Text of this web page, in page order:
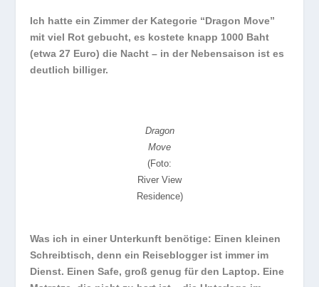
Ich hatte ein Zimmer der Kategorie “Dragon Move”
mit viel Rot gebucht, es kostete knapp 1000 Baht
(etwa 27 Euro) die Nacht – in der Nebensaison ist es
deutlich billiger.
Dragon
Move
(Foto:
River View
Residence)
Was ich in einer Unterkunft benötige: Einen kleinen
Schreibtisch, denn ein Reiseblogger ist immer im
Dienst. Einen Safe, groß genug für den Laptop. Eine